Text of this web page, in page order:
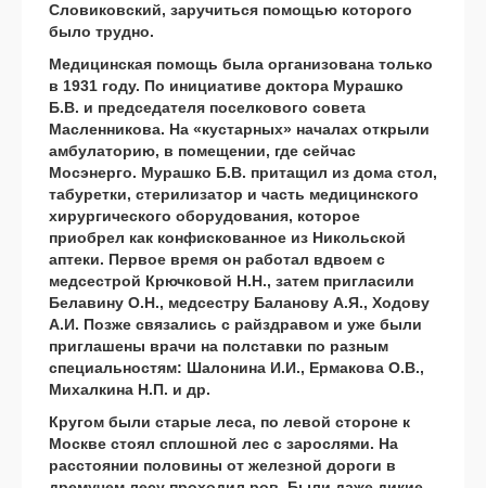
Словиковский, заручиться помощью которого
было трудно.
Медицинская помощь была организована только
в 1931 году. По инициативе доктора Мурашко
Б.В. и председателя поселкового совета
Масленникова. На «кустарных» началах открыли
амбулаторию, в помещении, где сейчас
Мосэнерго. Мурашко Б.В. притащил из дома стол,
табуретки, стерилизатор и часть медицинского
хирургического оборудования, которое
приобрел как конфискованное из Никольской
аптеки. Первое время он работал вдвоем с
медсестрой Крючковой Н.Н., затем пригласили
Белавину О.Н., медсестру Баланову А.Я., Ходову
А.И. Позже связались с райздравом и уже были
приглашены врачи на полставки по разным
специальностям: Шалонина И.И., Ермакова О.В.,
Михалкина Н.П. и др.
Кругом были старые леса, по левой стороне к
Москве стоял сплошной лес с зарослями. На
расстоянии половины от железной дороги в